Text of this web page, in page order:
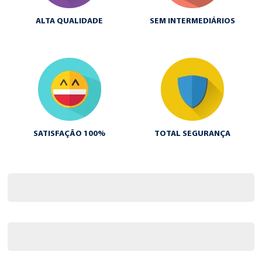
ALTA QUALIDADE SEM INTERMEDIÁRIOS
SATISFAÇÃO 100% TOTAL SEGURANÇA